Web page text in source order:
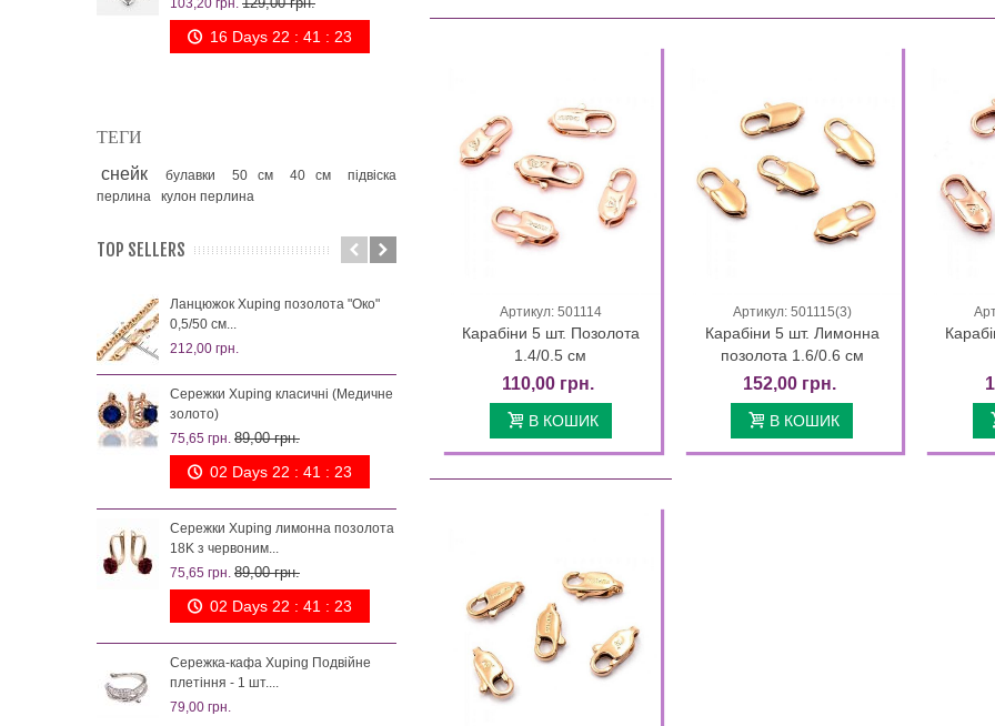
103,20 грн.
16 Days 22 : 41 : 23
ТЕГИ
снейк булавки 50 см 40 см
підвіска
перлина
кулон перлина
TOP SELLERS
Ланцюжок Xuping позолота "Око"
0,5/50 см...
212,00 грн.
Сережки Xuping класичні (Медичне
золото)
75,65 грн. 89,00 грн.
02 Days 22 : 41 : 23
Сережки Xuping лимонна позолота
18K з червоним...
75,65 грн. 89,00 грн.
02 Days 22 : 41 : 23
Сережка-кафа Xuping Подвійне
плетіння - 1 шт....
79,00 грн.
Сережка-каффа лимонна позолота
18к (Медичне...
99,00 грн.
Сережка-каффа лимонна позолота
18к (медзолото...
88,00 грн.
Сережка-каффа "Перетин"
Кулон Xuping Круг лимонна
позолота 18к (медичне...
87,00 грн.
Quick view
Артикул: 501114
Карабіни 5 шт. Позолота
1.4/0.5 см
110,00 грн.
В КОШИК
Quick view
Артикул: 501115(3)
Карабіни 5 шт. Лимонна
позолота 1.6/0.6 см
152,00 грн.
В КОШИК